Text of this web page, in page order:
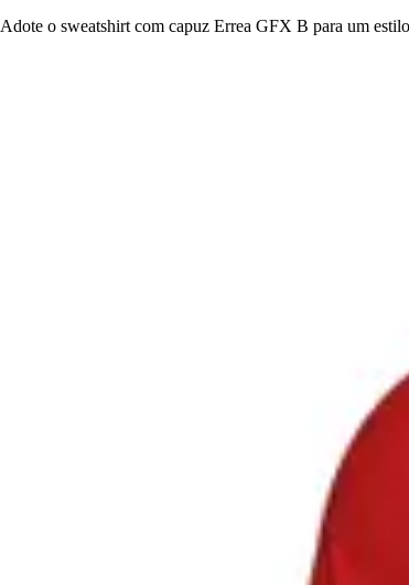
Adote o sweatshirt com capuz Errea GFX B para um